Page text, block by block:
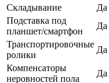
Складывание
Да
Подставка под
планшет/смартфон
Да
Транспортировочные
ролики
Да
Компенсаторы
неровностей пола
Да